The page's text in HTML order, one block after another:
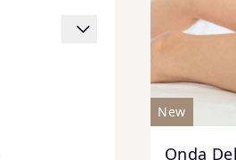
New
Onda
The price